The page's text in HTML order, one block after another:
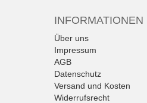
INFORMATIONEN
Über uns
Impressum
AGB
Datenschutz
Versand und Kosten
Widerrufsrecht